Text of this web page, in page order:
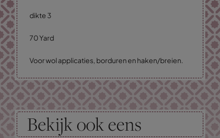
dikte 3
70 Yard
Voor wol applicaties, borduren en haken/breien.
Bekijk ook eens